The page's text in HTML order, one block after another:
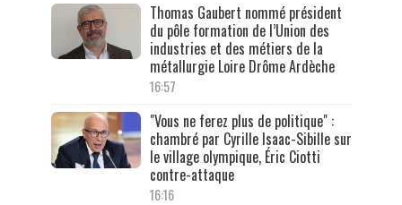
Thomas Gaubert nommé président
du pôle formation de l’Union des
industries et des métiers de la
métallurgie Loire Drôme Ardèche
16:57
"Vous ne ferez plus de politique" :
chambré par Cyrille Isaac-Sibille sur
le village olympique, Éric Ciotti
contre-attaque
16:16